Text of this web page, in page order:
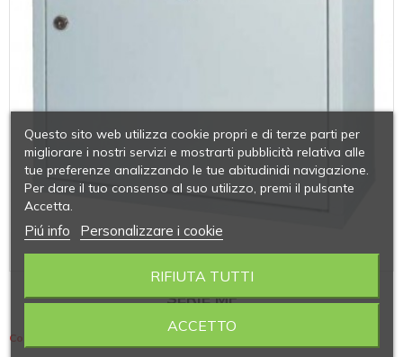
SERIE MF
Contiene 2 articoli
Questo sito web utilizza cookie propri e di terze parti per
migliorare i nostri servizi e mostrarti pubblicità relativa alle
tue preferenze analizzando le tue abitudinidi navigazione.
Per dare il tuo consenso al suo utilizzo, premi il pulsante
Accetta.
Piú info Personalizzare i cookie
RIFIUTA TUTTI
ACCETTO